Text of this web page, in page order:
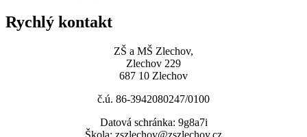
Rychlý kontakt
ZŠ a MŠ Zlechov,
Zlechov 229
687 10 Zlechov
č.ú. 86-3942080247/0100
Datová schránka: 9g8a7i